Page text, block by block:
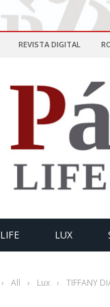
REVISTA DIGITAL
LIFE LUX
› All › Lux › TIFFANY